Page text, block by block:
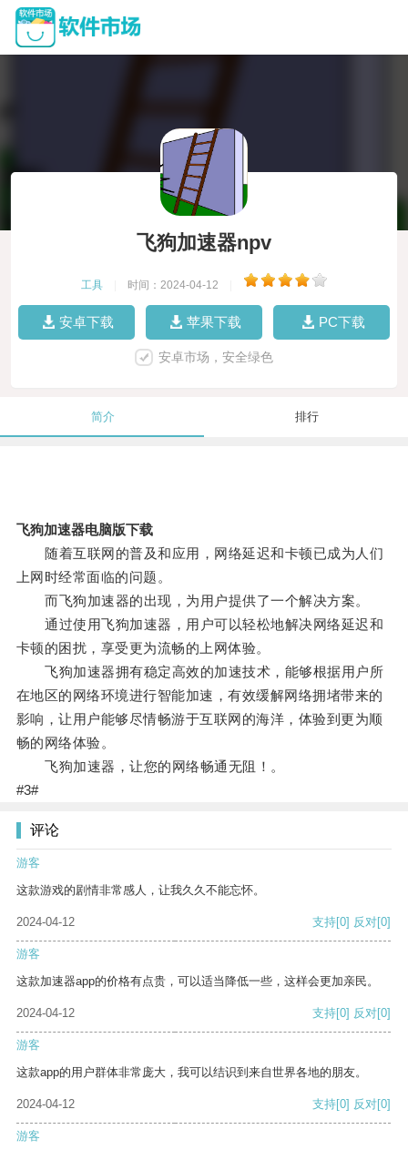
飞狗加速器npv
工具 时间：2024-04-12
安卓下载 苹果下载 PC下载
安卓市场，安全绿色
简介 排行
飞狗加速器电脑版下载
随着互联网的普及和应用，网络延迟和卡顿已成为人们
上网时经常面临的问题。
而飞狗加速器的出现，为用户提供了一个解决方案。
通过使用飞狗加速器，用户可以轻松地解决网络延迟和
卡顿的困扰，享受更为流畅的上网体验。
飞狗加速器拥有稳定高效的加速技术，能够根据用户所
在地区的网络环境进行智能加速，有效缓解网络拥堵带来的
影响，让用户能够尽情畅游于互联网的海洋，体验到更为顺
畅的网络体验。
飞狗加速器，让您的网络畅通无阻！。
#3#
评论
游客
这款游戏的剧情非常感人，让我久久不能忘怀。
2024-04-12 支持[0] 反对[0]
游客
这款加速器app的价格有点贵，可以适当降低一些，这样会更加亲民。
2024-04-12 支持[0] 反对[0]
游客
这款app的用户群体非常庞大，我可以结识到来自世界各地的朋友。
2024-04-12 支持[0] 反对[0]
游客